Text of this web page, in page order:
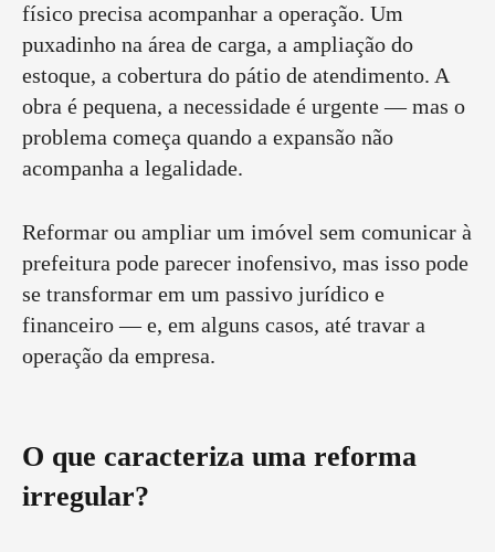
físico precisa acompanhar a operação. Um
puxadinho na área de carga, a ampliação do
estoque, a cobertura do pátio de atendimento. A
obra é pequena, a necessidade é urgente — mas o
problema começa quando a expansão não
acompanha a legalidade.
Reformar ou ampliar um imóvel sem comunicar à
prefeitura pode parecer inofensivo, mas isso pode
se transformar em um passivo jurídico e
financeiro — e, em alguns casos, até travar a
operação da empresa.
O que caracteriza uma reforma
irregular?